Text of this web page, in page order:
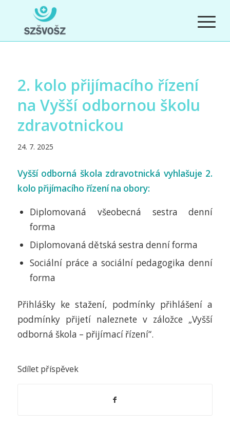
2. kolo přijímacího řízení
na Vyšší odbornou školu
zdravotnickou
24. 7. 2025
Vyšší odborná škola zdravotnická vyhlašuje 2.
kolo přijímacího řízení na obory:
Diplomovaná všeobecná sestra denní
forma
Diplomovaná dětská sestra denní forma
Sociální práce a sociální pedagogika denní
forma
Přihlášky ke stažení, podmínky přihlášení a
podmínky přijetí naleznete v záložce „Vyšší
odborná škola – přijímací řízení“.
Sdílet příspěvek